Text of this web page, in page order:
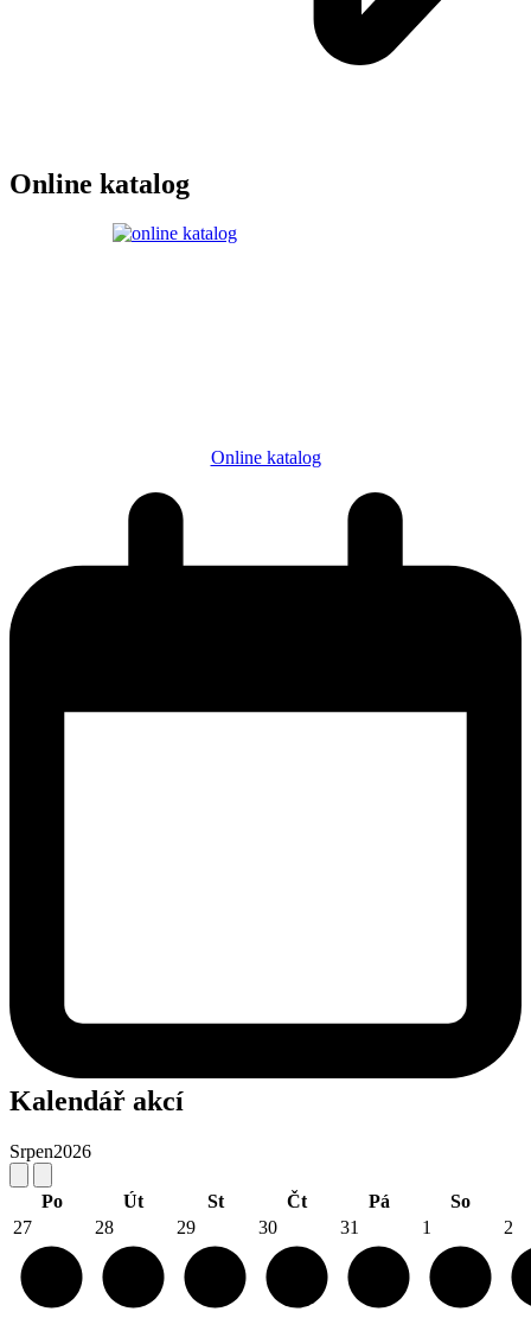
Online katalog
Online katalog
Kalendář akcí
Srpen2026
Po Út St Čt Pá
So
27
28 29 30 31 1 2